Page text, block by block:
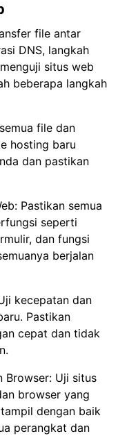
file antar
DNS, langkah
situs web
beberapa langkah
file dan
hosting baru
dan pastikan
Pastikan semua
seperti
dan fungsi
berjalan
kecepatan dan
Pastikan
cepat dan tidak
Browser: Uji situs
browser yang
dengan baik
perangkat dan